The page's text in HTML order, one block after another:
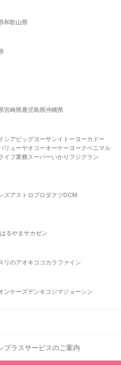
和歌山県
宮崎県鹿児島県沖縄県
シア ビッグヨーサンイトーヨーカドー
リューヤオコーオーケー ヨークベニマル
イフ業務スーパーいかり フジグラン
ズアストロプロダクツDCM
はるやま サカゼン
リのアオキ ココカラファイン
ンケーズデンキ コジマジョーシン
プラスサービスのご案内